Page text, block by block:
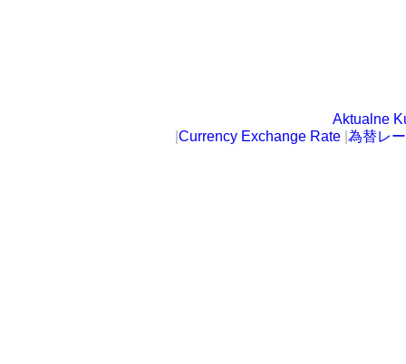
Aktualne
Currency Exchange Rate 為替レ